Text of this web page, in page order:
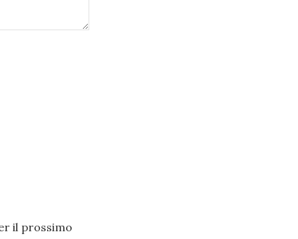
il prossimo